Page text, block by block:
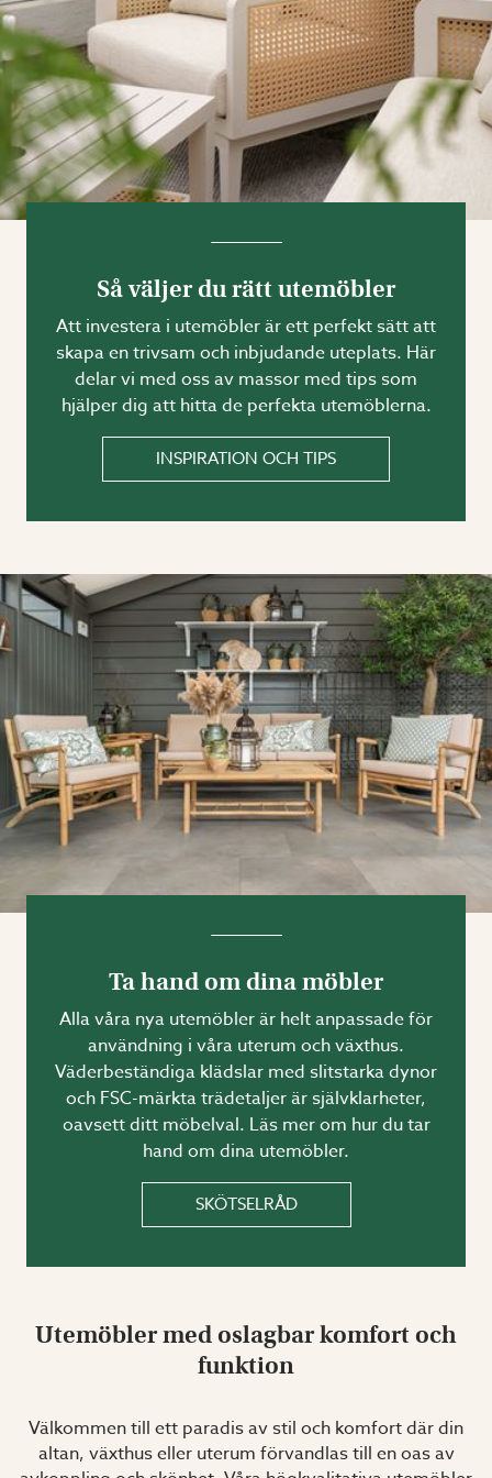
Så väljer du rätt utemöbler
Att investera i utemöbler är ett perfekt sätt att
skapa en trivsam och inbjudande uteplats. Här
delar vi med oss av massor med tips som
hjälper dig att hitta de perfekta utemöblerna.
INSPIRATION OCH TIPS
Ta hand om dina möbler
Alla våra nya utemöbler är helt anpassade för
användning i våra uterum och växthus.
Väderbeständiga klädslar med slitstarka dynor
och FSC-märkta trädetaljer är självklarheter,
oavsett ditt möbelval. Läs mer om hur du tar
hand om dina utemöbler.
SKÖTSELRÅD
Utemöbler med oslagbar komfort och
funktion
Välkommen till ett paradis av stil och komfort där din
altan, växthus eller uterum förvandlas till en oas av